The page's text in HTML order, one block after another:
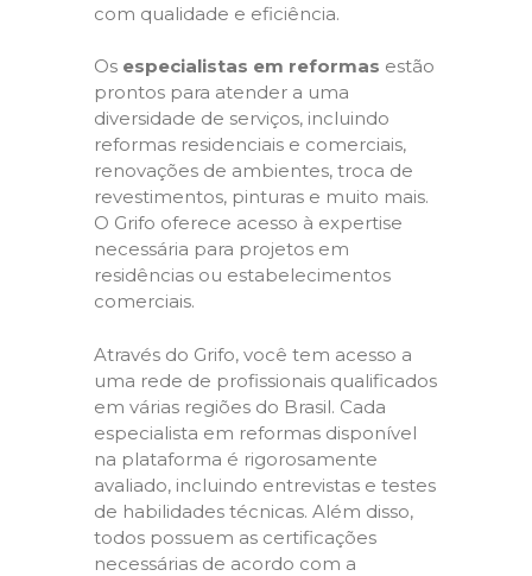
com qualidade e eficiência.
Os especialistas em reformas estão
prontos para atender a uma
diversidade de serviços, incluindo
reformas residenciais e comerciais,
renovações de ambientes, troca de
revestimentos, pinturas e muito mais.
O Grifo oferece acesso à expertise
necessária para projetos em
residências ou estabelecimentos
comerciais.
Através do Grifo, você tem acesso a
uma rede de profissionais qualificados
em várias regiões do Brasil. Cada
especialista em reformas disponível
na plataforma é rigorosamente
avaliado, incluindo entrevistas e testes
de habilidades técnicas. Além disso,
todos possuem as certificações
necessárias de acordo com a